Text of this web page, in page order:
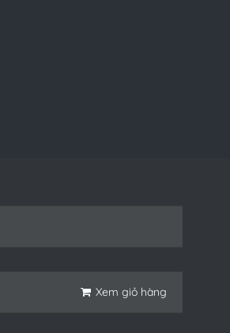
Xem giỏ hàng